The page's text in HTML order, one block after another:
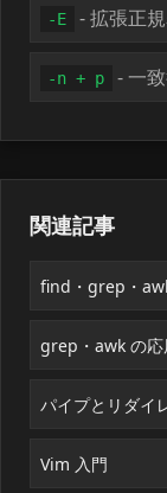
-E - 拡張正
-n + p - 一
関連記事
find・grep・
grep・awk の応
パイプとリダイ
Vim 入門